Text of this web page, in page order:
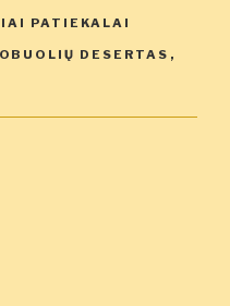
PATIEKALAI
OBUOLIŲ DESERTAS ,